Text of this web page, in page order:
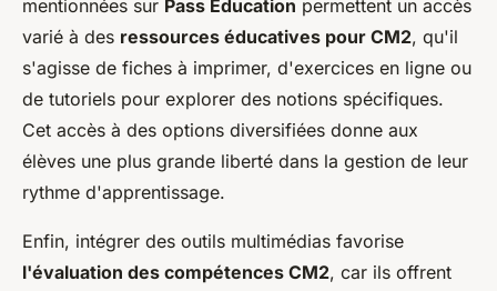
mentionnées sur Pass Éducation permettent un accès
varié à des ressources éducatives pour CM2, qu'il
s'agisse de fiches à imprimer, d'exercices en ligne ou
de tutoriels pour explorer des notions spécifiques.
Cet accès à des options diversifiées donne aux
élèves une plus grande liberté dans la gestion de leur
rythme d'apprentissage.
Enfin, intégrer des outils multimédias favorise
l'évaluation des compétences CM2, car ils offrent